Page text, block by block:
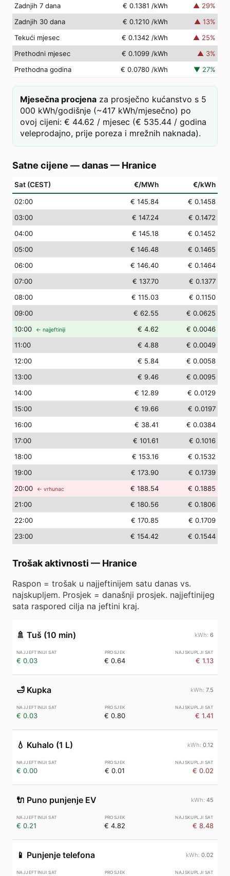
Zadnjih 7 dana
€ 0.1381 /kWh ▲ 29%
Zadnjih 30 dana
€ 0.1210 /kWh ▲ 13%
Tekući mjesec
€ 0.1342 /kWh ▲ 25%
Prethodni mjesec
€ 0.1099 /kWh ▲ 3%
Prethodna godina
€ 0.0780 /kWh ▼ 27%
Mjesečna procjena za prosječno kućanstvo s 5
000 kWh/godišnje (~417 kWh/mjesečno) po
ovoj cijeni: € 44.62 / mjesec (€ 535.44 / godina
veleprodajno, prije poreza i mrežnih naknada).
Satne cijene — danas— Hranice
Sat (CEST) €/MWh €/kWh
02:00 € 145.84
€ 0.1458
03:00 € 147.24
€ 0.1472
04:00 € 145.18
€ 0.1452
05:00 € 146.48
€ 0.1465
06:00 € 146.40
€ 0.1464
07:00 € 137.70
€ 0.1377
08:00 € 115.03
€ 0.1150
09:00 € 62.55
€ 0.0625
10:00 ← najjeftiniji € 4.62
€ 0.0046
11:00 € 4.88
€ 0.0049
12:00 € 5.84
€ 0.0058
13:00 € 9.46
€ 0.0095
14:00 € 12.89
€ 0.0129
15:00 € 19.66
€ 0.0197
16:00 € 38.41
€ 0.0384
17:00 € 101.61
€ 0.1016
18:00 € 153.16
€ 0.1532
19:00 € 173.90
€ 0.1739
20:00 ← vrhunac € 188.54
€ 0.1885
21:00 € 180.56
€ 0.1806
22:00 € 170.85
€ 0.1709
23:00 € 154.42 € 0.1544
Trošak aktivnosti — Hranice
Raspon = trošak u najjeftinijem satu danas vs.
najskupljem. Prosjek = današnji prosjek. najjeftinijeg
sata raspored cilja na jeftini kraj.
🚿 Tuš (10 min) 6
€ 0.03 € 0.64 € 1.13
🛁 Kupka 7.5
€ 0.03 € 0.80 € 1.41
💧 Kuhalo (1 L) 0.12
€ 0.00 € 0.01 € 0.02
🔌 Puno punjenje EV 45
€ 0.21 € 4.82 € 8.48
📱 Punjenje telefona 0.02